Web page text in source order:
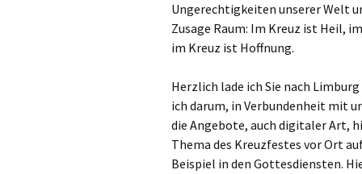
Startseite
Ungerechtigkeiten unserer Welt
Zusage Raum: Im Kreuz ist Heil,
im Kreuz ist Hoffnung.
Herzlich lade ich Sie nach
ich darum, in Verbundenheit mit
die Angebote, auch digitaler Art,
Thema des Kreuzfestes vor Ort
Beispiel in den Gottesdiensten.